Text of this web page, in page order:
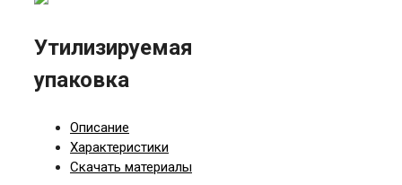
Утилизируемая
упаковка
Описание
Характеристики
Скачать материалы